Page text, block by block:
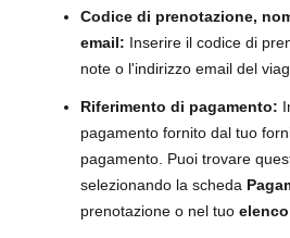
Codice di prenotazione,
email: Inserire il codice di
note o l'indirizzo email del
Riferimento di pagamento:
pagamento fornito dal tuo
pagamento. Puoi trovare
selezionando la scheda
prenotazione o nel tuo